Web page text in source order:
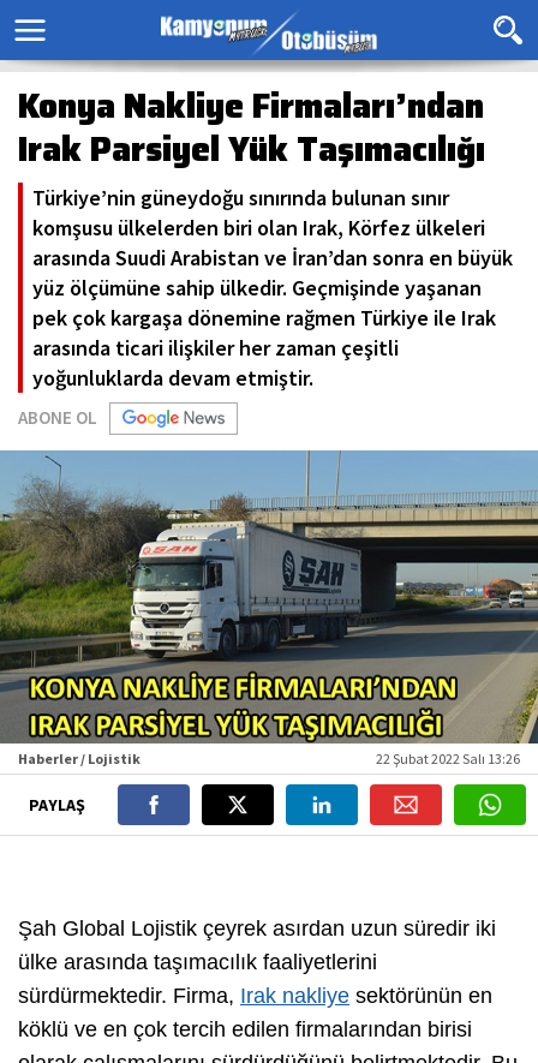
Konya Nakliye Firmaları’ndan
Irak Parsiyel Yük Taşımacılığı
Türkiye’nin güneydoğu sınırında bulunan sınır
komşusu ülkelerden biri olan Irak, Körfez ülkeleri
arasında Suudi Arabistan ve İran’dan sonra en büyük
yüz ölçümüne sahip ülkedir. Geçmişinde yaşanan
pek çok kargaşa dönemine rağmen Türkiye ile Irak
arasında ticari ilişkiler her zaman çeşitli
yoğunluklarda devam etmiştir.
ABONE OL
Haberler / Lojistik 22 Şubat 2022 Salı 13:26
PAYLAŞ
Şah Global Lojistik çeyrek asırdan uzun süredir iki
ülke arasında taşımacılık faaliyetlerini
sürdürmektedir. Firma, Irak nakliye sektörünün en
köklü ve en çok tercih edilen firmalarından birisi